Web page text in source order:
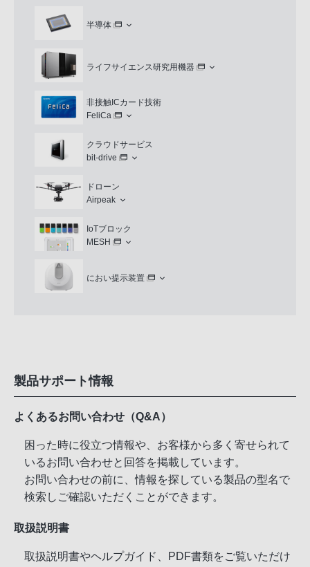
半導体
ライフサイエンス研究用機器
非接触ICカード技術
FeliCa
クラウドサービス
bit-drive
ドローン
Airpeak
IoTブロック
MESH
におい提示装置
製品サポート情報
よくあるお問い合わせ（Q&A）
困った時に役立つ情報や、お客様から多く寄せられて
いるお問い合わせと回答を掲載しています。
お問い合わせの前に、情報を探している製品の型名で
検索しご確認いただくことができます。
取扱説明書
取扱説明書やヘルプガイド、PDF書類をご覧いただけ